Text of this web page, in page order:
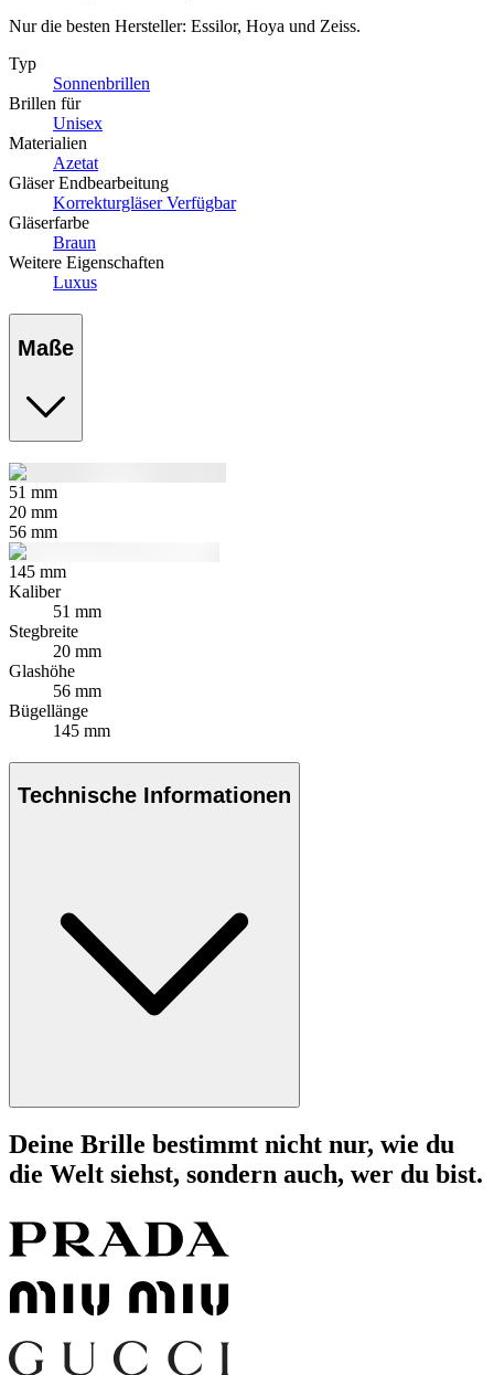
Nur die besten Hersteller: Essilor, Hoya und Zeiss.
Typ
Sonnenbrillen
Brillen für
Unisex
Materialien
Azetat
Gläser Endbearbeitung
Korrekturgläser Verfügbar
Gläserfarbe
Braun
Weitere Eigenschaften
Luxus
Maße
51 mm
20 mm
56 mm
145 mm
Kaliber
51 mm
Stegbreite
20 mm
Glashöhe
56 mm
Bügellänge
145 mm
Technische Informationen
Deine Brille bestimmt nicht nur, wie du
die Welt siehst, sondern auch, wer du bist.